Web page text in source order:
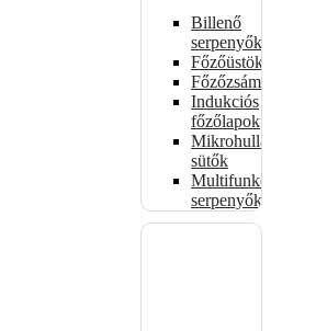
Billenő
serpenyők
Főzőüstök
Főzőzsámolyok
Indukciós
főzőlapok
Mikrohullámú
sütők
Multifunkciós
serpenyők